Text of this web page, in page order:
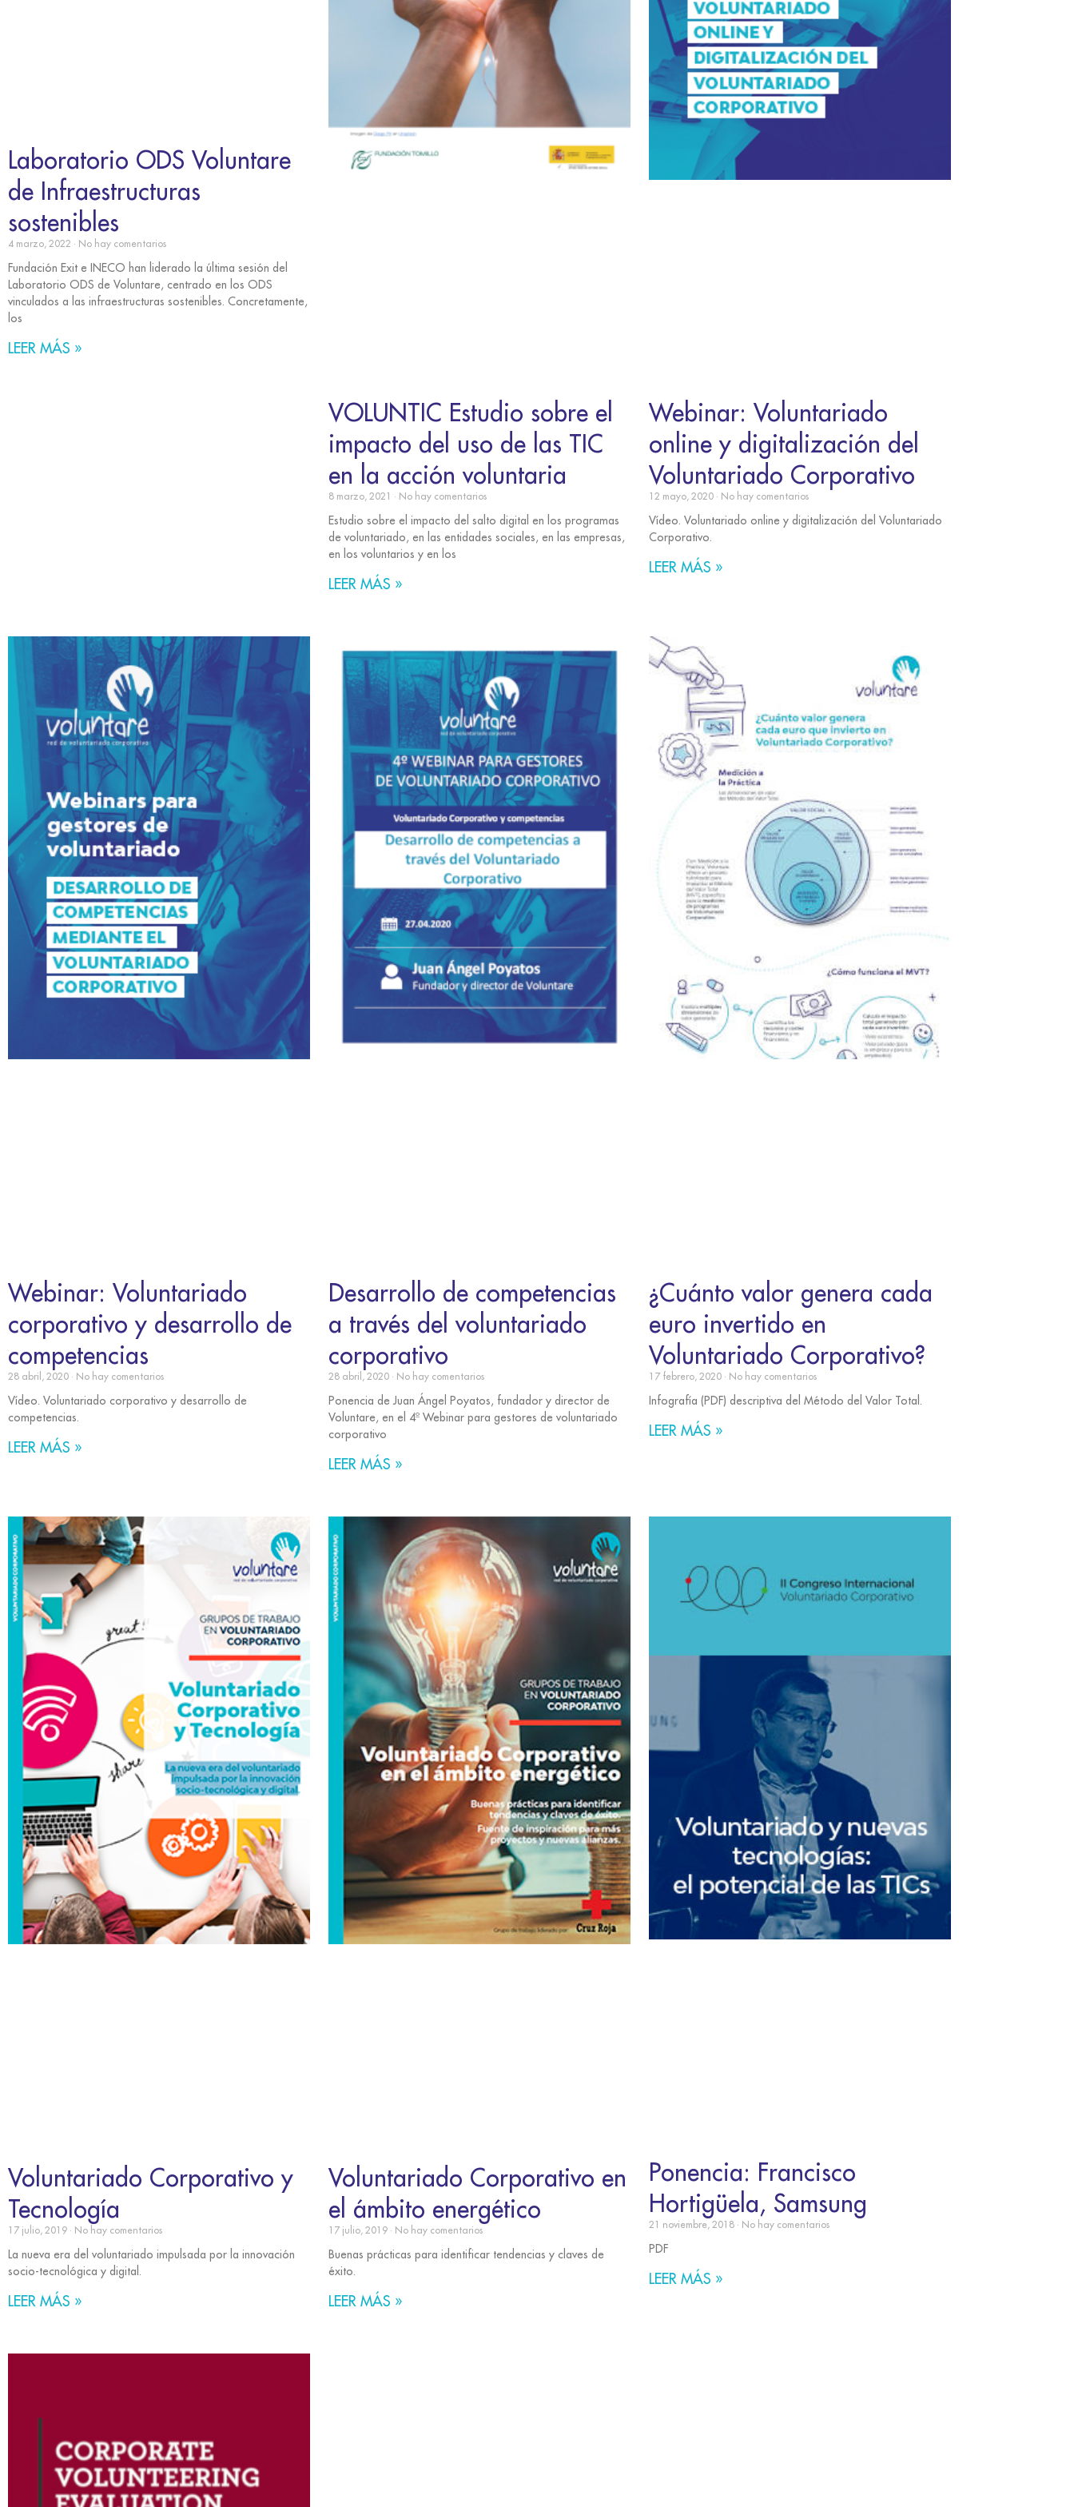
Laboratorio ODS Voluntare
de Infraestructuras
sostenibles
4 marzo, 2022 No hay comentarios
Fundación Exit e INECO han liderado la última sesión del
Laboratorio ODS de Voluntare, centrado en los ODS
vinculados a las infraestructuras sostenibles. Concretamente,
los
LEER MÁS »
VOLUNTIC Estudio sobre el
impacto del uso de las TIC
en la acción voluntaria
8 marzo, 2021 No hay comentarios
Estudio sobre el impacto del salto digital en los programas
de voluntariado, en las entidades sociales, en las empresas,
en los voluntarios y en los
LEER MÁS »
Webinar: Voluntariado
online y digitalización del
Voluntariado Corporativo
12 mayo, 2020 No hay comentarios
Vídeo. Voluntariado online y digitalización del Voluntariado
Corporativo.
LEER MÁS »
Webinar: Voluntariado
corporativo y desarrollo de
competencias
28 abril, 2020 No hay comentarios
Vídeo. Voluntariado corporativo y desarrollo de
competencias.
LEER MÁS »
Desarrollo de competencias
a través del voluntariado
corporativo
28 abril, 2020 No hay comentarios
Ponencia de Juan Ángel Poyatos, fundador y director de
Voluntare, en el 4º Webinar para gestores de voluntariado
corporativo
LEER MÁS »
¿Cuánto valor genera cada
euro invertido en
Voluntariado Corporativo?
17 febrero, 2020 No hay comentarios
Infografía (PDF) descriptiva del Método del Valor Total.
LEER MÁS »
Voluntariado Corporativo y
Tecnología
17 julio, 2019 No hay comentarios
La nueva era del voluntariado impulsada por la innovación
socio-tecnológica y digital.
LEER MÁS »
Voluntariado Corporativo en
el ámbito energético
17 julio, 2019 No hay comentarios
Buenas prácticas para identificar tendencias y claves de
éxito.
LEER MÁS »
Ponencia: Francisco
Hortigüela, Samsung
21 noviembre, 2018 No hay comentarios
PDF
LEER MÁS »